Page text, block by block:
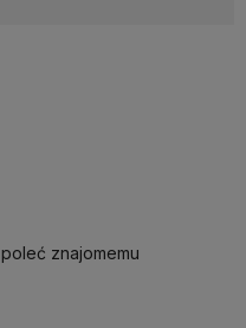
poleć znajomemu